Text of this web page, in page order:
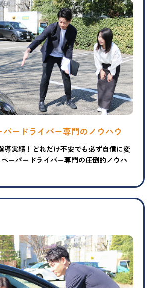
ードライバー専門のノウハウ
導実績！どれだけ不安でも必ず自信に変
ーパードライバー専門の圧倒的ノウハ